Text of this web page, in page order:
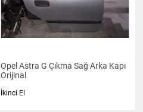
Opel Astra G Çıkma Sağ Arka Kapı
Orijinal
İkinci El